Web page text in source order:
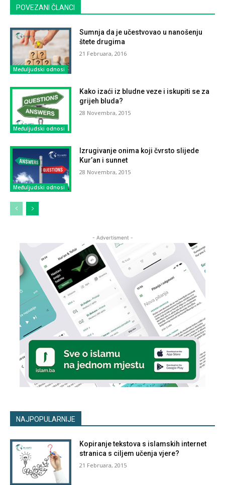
POVEZANI ČLANCI
Međuljudski odnosi
Sumnja da je učestvovao u nanošenju
štete drugima
21 Februara, 2016
Međuljudski odnosi
Kako izaći iz bludne veze i iskupiti se za
grijeh bluda?
28 Novembra, 2015
Međuljudski odnosi
Izrugivanje onima koji čvrsto slijede
Kur’an i sunnet
28 Novembra, 2015
- Advertisment -
NAJPOPULARNIJE
Kopiranje tekstova s islamskih internet
stranica s ciljem učenja vjere?
21 Februara, 2015